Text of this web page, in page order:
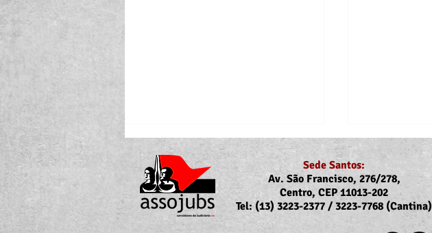
Sede Santos:
Av. São Francisco, 276/278,
Centro, CEP 11013-202
Tel: (13) 3223-2377 / 3223-7768 (Cantina)